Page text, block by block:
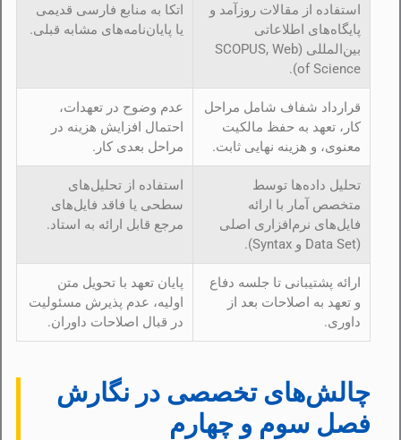
استفاده از مقالات روزآمد و
پایگاه‌های اطلاعاتی
بین‌المللی (SCOPUS, Web
of Science).
اتکا به منابع فارسی قدیمی
یا پایان‌نامه‌های مشابه قبلی.
قرارداد شفاف شامل مراحل
کار، تعهد به حفظ مالکیت
معنوی، و هزینه نهایی ثابت.
عدم وضوح در تعهدات،
احتمال افزایش هزینه در
مراحل بعدی کار.
تحلیل داده‌ها توسط
متخصص آمار با ارائه
فایل‌های نرم‌افزاری اصلی
(Data Set و Syntax).
استفاده از تحلیل‌های
سطحی یا فاقد فایل‌های
مرجع قابل ارائه به استاد.
ارائه پشتیبانی تا جلسه دفاع
و تعهد به اصلاحات بعد از
داوری.
پایان تعهد با تحویل متن
اولیه، عدم پذیرش مسئولیت
در قبال اصلاحات داوران.
چالش‌های تخصصی در نگارش
فصل سوم و چهارم